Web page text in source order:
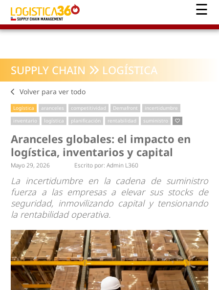
SUPPLY CHAIN LOGÍSTICA
Volver para ver todo
Logística aranceles competitividad Demafront
incertidumbre
inventario
logística planificación rentabilidad suministro
Aranceles globales: el impacto en
logística, inventarios y capital
Mayo 29, 2026 Escrito por: Admin L360
La incertidumbre en la cadena de suministro
fuerza a las empresas a elevar sus stocks de
seguridad, inmovilizando capital y tensionando
la rentabilidad operativa.